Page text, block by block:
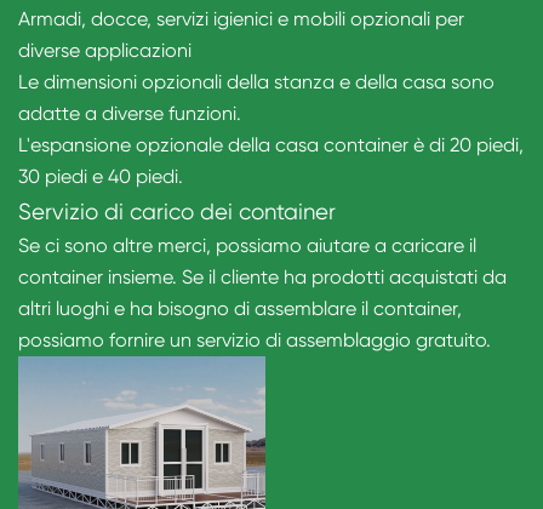
Armadi, docce, servizi igienici e mobili opzionali per
diverse applicazioni
Le dimensioni opzionali della stanza e della casa sono
adatte a diverse funzioni.
L'espansione opzionale della casa container è di 20 piedi,
30 piedi e 40 piedi.
Servizio di carico dei container
Se ci sono altre merci, possiamo aiutare a caricare il
container insieme. Se il cliente ha prodotti acquistati da
altri luoghi e ha bisogno di assemblare il container,
possiamo fornire un servizio di assemblaggio gratuito.